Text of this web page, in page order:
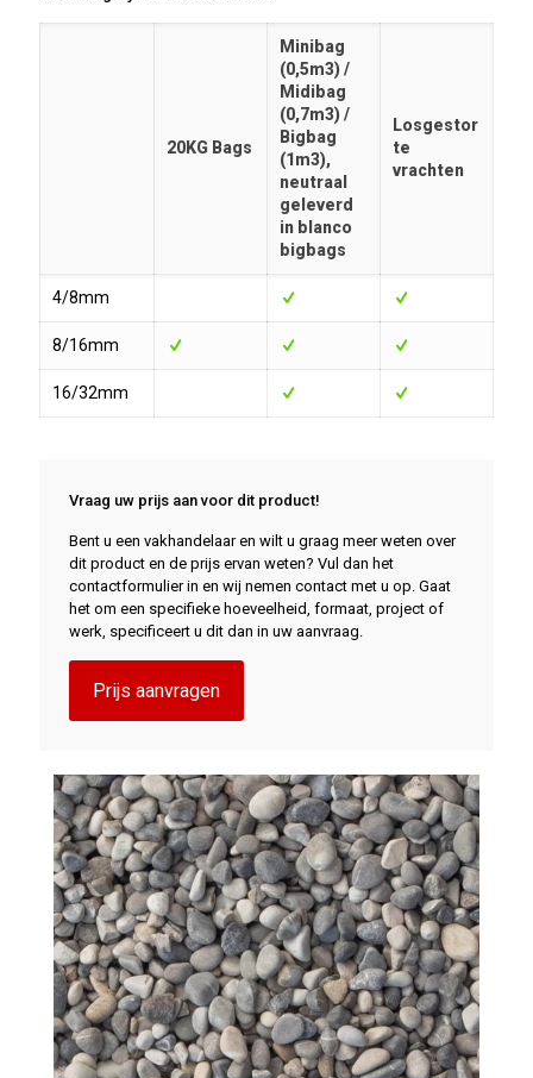
20KG Bags
Minibag
(0,5m3) /
Midibag
(0,7m3) /
Bigbag
(1m3),
neutraal
geleverd
in blanco
bigbags
Losgestor
te
vrachten
4/8mm
8/16mm
16/32mm
Vraag uw prijs aan voor dit product!
Bent u een vakhandelaar en wilt u graag meer weten over
dit product en de prijs ervan weten? Vul dan het
contactformulier in en wij nemen contact met u op. Gaat
het om een specifieke hoeveelheid, formaat, project of
werk, specificeert u dit dan in uw aanvraag.
Prijs aanvragen